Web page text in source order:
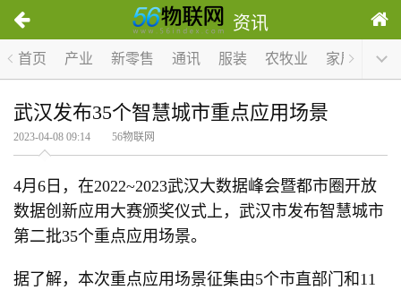
资讯
首页 产业 新零售 通讯 服装 农牧业 家居 医疗
武汉发布35个智慧城市重点应用场景
2023-04-08 09:14 56物联网
4月6日，在2022~2023武汉大数据峰会暨都市圈开放
数据创新应用大赛颁奖仪式上，武汉市发布智慧城市
第二批35个重点应用场景。
据了解，本次重点应用场景征集由5个市直部门和11